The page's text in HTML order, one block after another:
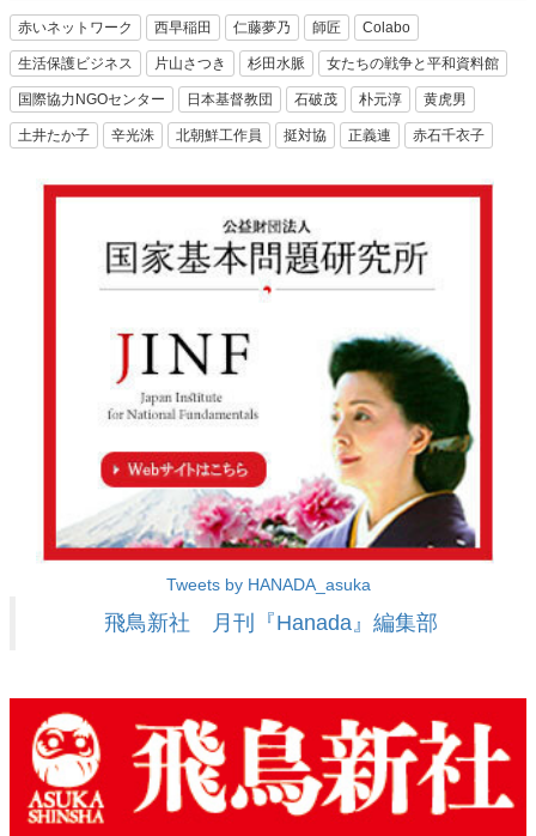
赤いネットワーク 西早稲田 仁藤夢乃 師匠 Colabo
生活保護ビジネス 片山さつき 杉田水脈 女たちの戦争と平和資料館
国際協力NGOセンター 日本基督教団 石破茂 朴元淳 黄虎男
土井たか子 辛光洙 北朝鮮工作員 挺対協 正義連 赤石千衣子
Tweets by HANADA_asuka
飛鳥新社 月刊『Hanada』編集部